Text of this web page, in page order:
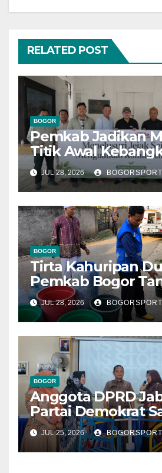
RELATED POST
BOGOR
Pemkab Jadikan
Titik Awal
Bogor, PPLI
Komitmen
dan Warisan
JUL 28, 2026
BOGOR
Tirta Kahuripan
Pemkab Bogor
Dampak Kemarau
JUL 28, 2026
BOGOR
Anggota DPRD
Partai Demokrat
Bantuan
Taman Kanak
JUL 25, 2026